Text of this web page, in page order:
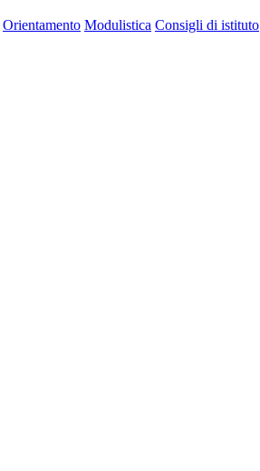
Orientamento Modulistica Consigli di istituto